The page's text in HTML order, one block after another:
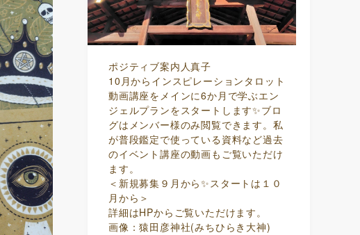
ポジティブ案内人真子
10月からインスピレーションタロット
動画講座をメインに6か月で学ぶエン
ジェルプランをスタートします✨ブロ
グはメンバー様のみ閲覧できます。私
が普段鑑定で使っている資料など過去
のイベント講座の動画もご覧いただけ
ます。
＜新規募集９月から✨スタートは１０
月から＞
詳細はHPからご覧いただけます。
画像：猿田彦神社(みちひらき大神)